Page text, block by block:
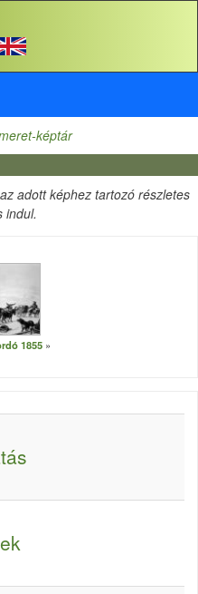
képtár
adott képhez tartozó részletes
indul.
1855